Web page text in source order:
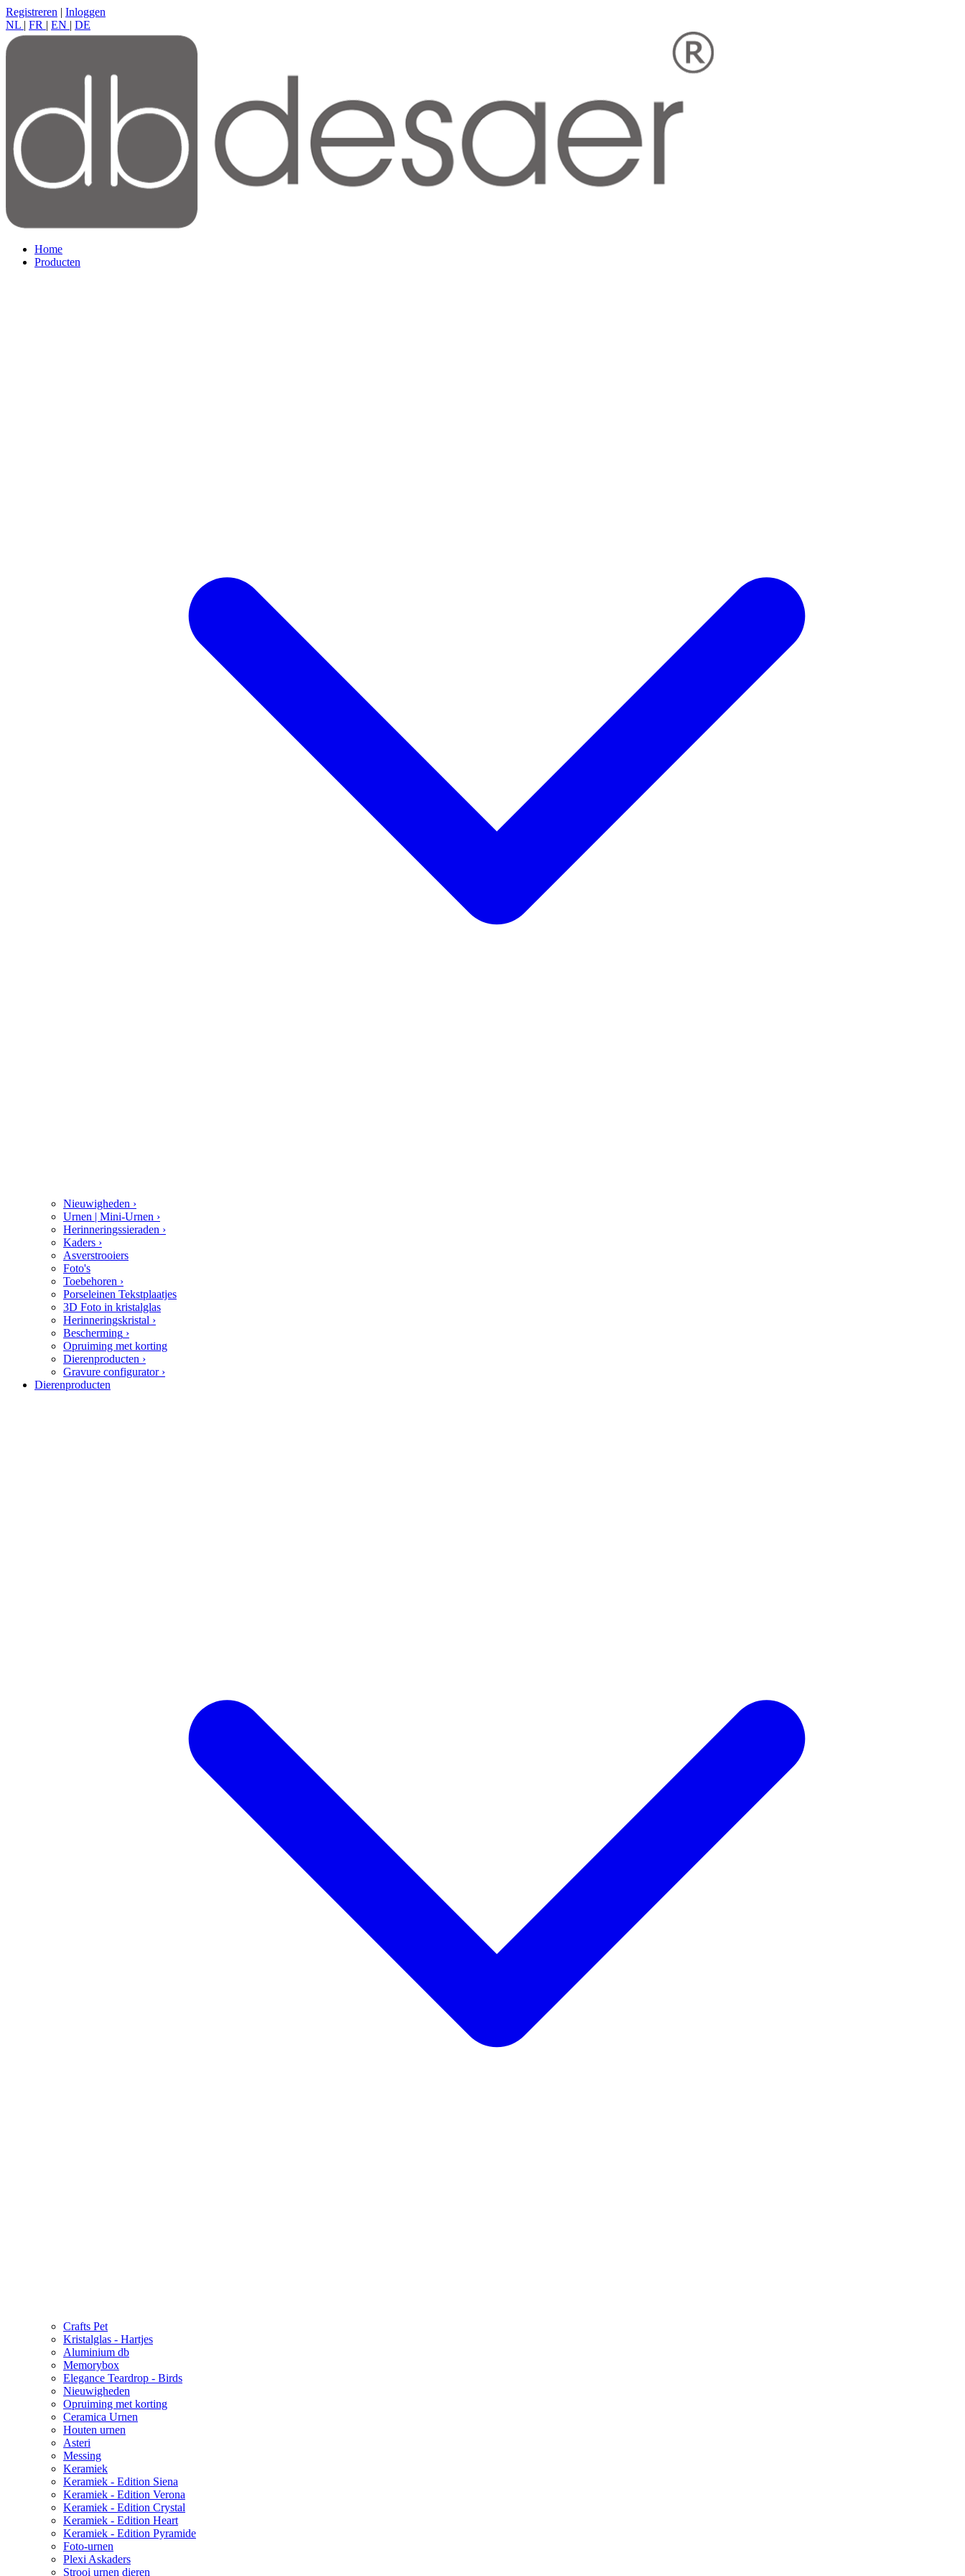
Registreren | Inloggen
NL | FR | EN | DE
Home
Producten
Nieuwigheden ›
Urnen | Mini-Urnen ›
Herinneringssieraden ›
Kaders ›
Asverstrooiers
Foto's
Toebehoren ›
Porseleinen Tekstplaatjes
3D Foto in kristalglas
Herinneringskristal ›
Bescherming ›
Opruiming met korting
Dierenproducten ›
Gravure configurator ›
Dierenproducten
Crafts Pet
Kristalglas - Hartjes
Aluminium db
Memorybox
Elegance Teardrop - Birds
Nieuwigheden
Opruiming met korting
Ceramica Urnen
Houten urnen
Asteri
Messing
Keramiek
Keramiek - Edition Siena
Keramiek - Edition Verona
Keramiek - Edition Crystal
Keramiek - Edition Heart
Keramiek - Edition Pyramide
Foto-urnen
Plexi Askaders
Strooi urnen dieren